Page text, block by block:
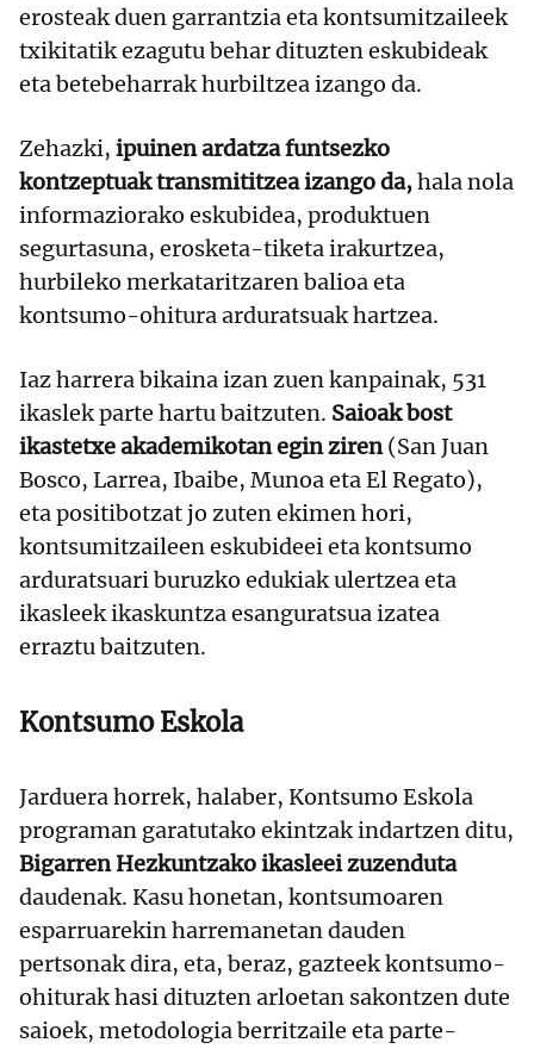
erosteak duen garrantzia eta kontsumitzaileek
txikitatik ezagutu behar dituzten eskubideak
eta betebeharrak hurbiltzea izango da.
Zehazki, ipuinen ardatza funtsezko
kontzeptuak transmititzea izango da,hala nola
informaziorako eskubidea, produktuen
segurtasuna, erosketa-tiketa irakurtzea,
hurbileko merkataritzaren balioa eta
kontsumo-ohitura arduratsuak hartzea.
Iaz harrera bikaina izan zuen kanpainak, 531
ikaslek parte hartu baitzuten. Saioak bost
ikastetxe akademikotan egin ziren(San Juan
Bosco, Larrea, Ibaibe, Munoa eta El Regato),
eta positibotzat jo zuten ekimen hori,
kontsumitzaileen eskubideei eta kontsumo
arduratsuari buruzko edukiak ulertzea eta
ikasleek ikaskuntza esanguratsua izatea
erraztu baitzuten.
Kontsumo Eskola
Jarduera horrek, halaber, Kontsumo Eskola
programan garatutako ekintzak indartzen ditu,
Bigarren Hezkuntzako ikasleei zuzenduta
daudenak. Kasu honetan, kontsumoaren
esparruarekin harremanetan dauden
pertsonak dira, eta, beraz, gazteek kontsumo-
ohiturak hasi dituzten arloetan sakontzen dute
saioek, metodologia berritzaile eta parte-